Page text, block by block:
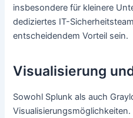
insbesondere für kleinere
dediziertes IT-
entscheidendem Vorteil sein.
Visualisierung
Sowohl Splunk als auch